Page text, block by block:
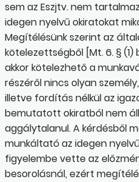
sem az Eszjtv. nem
idegen nyelvű okiratokat
Megítélésünk szerint az
kötelezettségből [Mt. 6. §
akkor kötelezhető a
részéről nincs olyan
illetve fordítás nélkül az
bemutatott okiratból nem
aggálytalanul. A kérdésből
munkáltató az idegen
figyelembe vette az
besorolásnál, ezért